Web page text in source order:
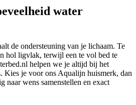
water
de ondersteuning van je lichaam. Te
hol ligvlak, terwijl een te vol bed te
helpen we je altijd bij het
Kies je voor ons Aqualijn huismerk, dan
naar wens samenstellen en exact